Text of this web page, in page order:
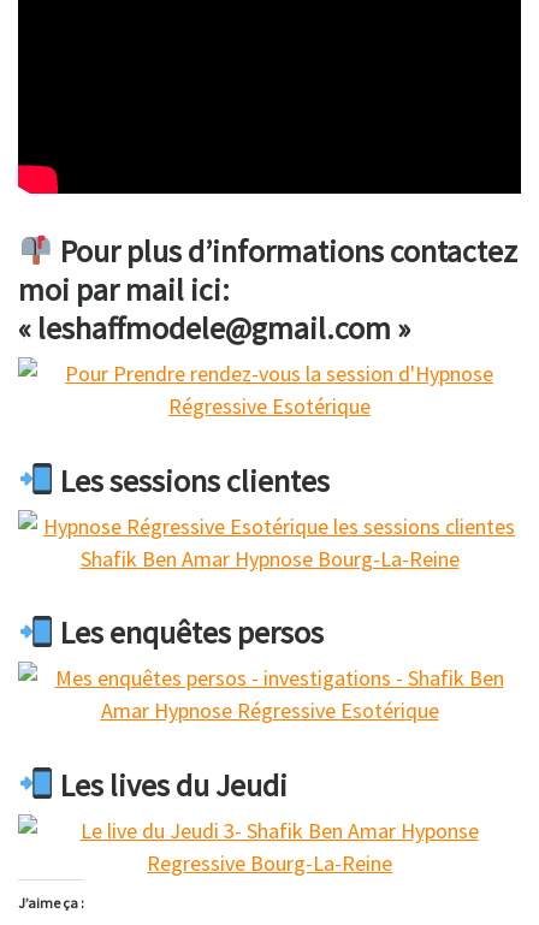
Pour plus d’informations contactez
moi par mail ici:
« leshaffmodele@gmail.com »
Les sessions clientes
Les enquêtes persos
Les lives du Jeudi
J’aime ça :